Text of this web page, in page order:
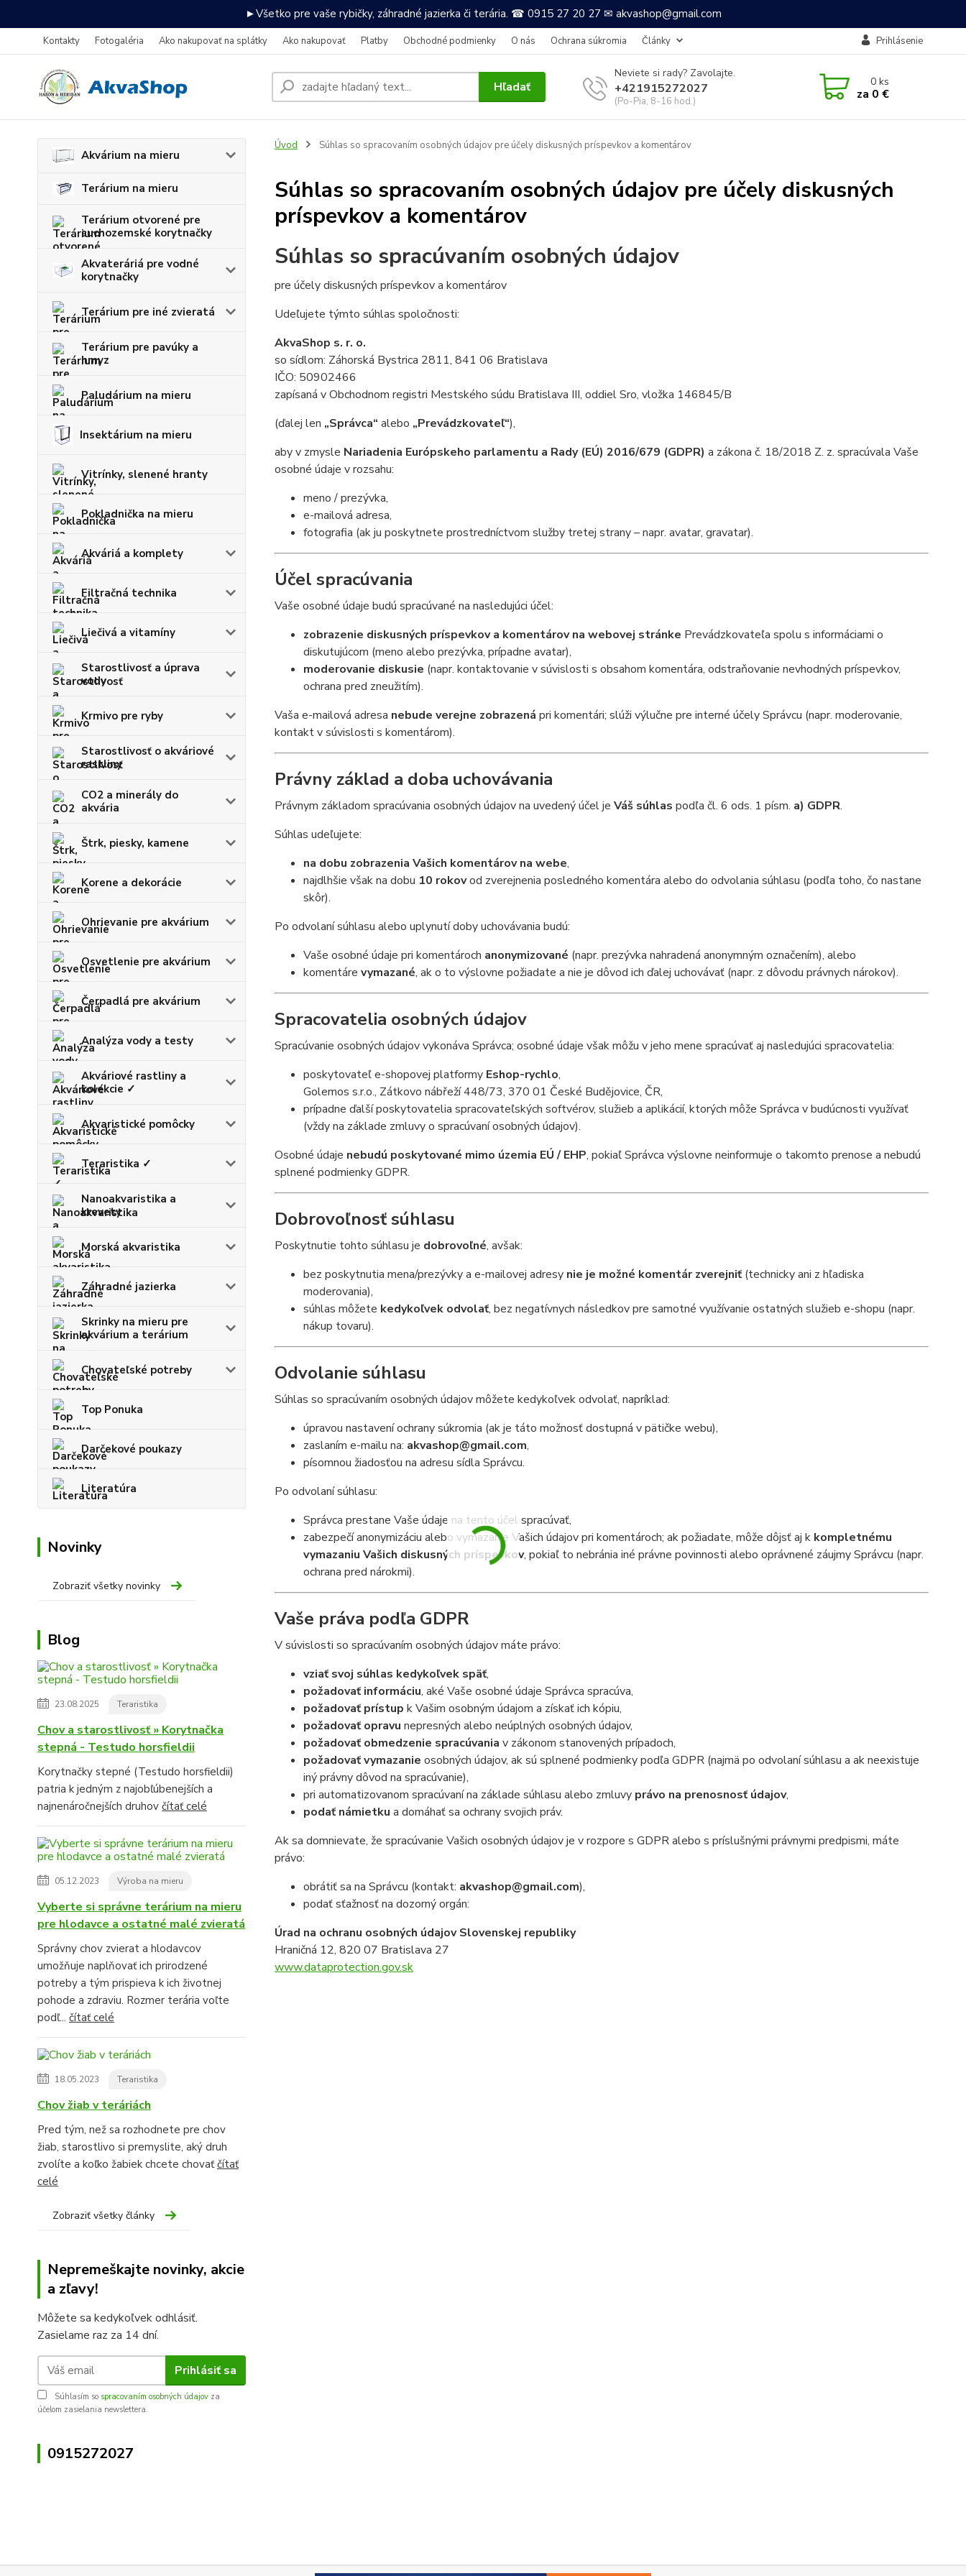
►Všetko pre vaše rybičky, záhradné jazierka či terária. ☎ 0915 27 20 27 ✉ akvashop@gmail.com
Kontakty Fotogaléria Ako nakupovať na splátky Ako nakupovať Platby Obchodné podmienky O nás Ochrana súkromia Články Prihlásenie
Hľadať
Neviete si rady? Zavolajte.
+421915272027
(Po-Pia, 8-16 hod.)
0ks
za 0 €
Akvárium na mieru
Terárium na mieru
Terárium otvorené pre
suchozemské korytnačky
Akvateráriá pre vodné
korytnačky
Terárium pre iné zvieratá
Terárium pre pavúky a
hmyz
Paludárium na mieru
Insektárium na mieru
Vitrínky, slenené hranty
Pokladnička na mieru
Akváriá a komplety
Filtračná technika
Liečivá a vitamíny
Starostlivosť a úprava
vody
Krmivo pre ryby
Starostlivosť o akváriové
rastliny
CO2 a minerály do
akvária
Štrk, piesky, kamene
Korene a dekorácie
Ohrievanie pre akvárium
Osvetlenie pre akvárium
Čerpadlá pre akvárium
Analýza vody a testy
Akváriové rastliny a
kolekcie ✓
Akvaristické pomôcky
Teraristika ✓
Nanoakvaristika a
krevety
Morská akvaristika
Záhradné jazierka
Skrinky na mieru pre
akvárium a terárium
Chovateľské potreby
Top Ponuka
Darčekové poukazy
Literatúra
Novinky
Zobraziť všetky novinky
Blog
23.08.2025 Teraristika
Chov a starostlivosť » Korytnačka
stepná - Testudo horsfieldii
Korytnačky stepné (Testudo horsfieldii)
patria k jedným z najobľúbenejších a
najnenáročnejších druhov čítať celé
05.12.2023 Výroba na mieru
Vyberte si správne terárium na mieru
pre hlodavce a ostatné malé zvieratá
Správny chov zvierat a hlodavcov
umožňuje naplňovať ich prirodzené
potreby a tým prispieva k ich životnej
pohode a zdraviu. Rozmer terária voľte
podľ... čítať celé
18.05.2023 Teraristika
Chov žiab v teráriách
Pred tým, než sa rozhodnete pre chov
žiab, starostlivo si premyslite, aký druh
zvolíte a koľko žabiek chcete chovaťčítať
celé
Zobraziť všetky články
Nepremeškajte novinky, akcie
a zľavy!
Môžete sa kedykoľvek odhlásiť.
Zasielame raz za 14 dní.
Prihlásiť sa
Súhlasím so spracovaním osobných údajov za
účelom zasielania newslettera.
0915272027
Úvod Súhlas so spracovaním osobných údajov pre účely diskusných príspevkov a komentárov
Súhlas so spracovaním osobných údajov pre účely diskusných
príspevkov a komentárov
Súhlas so spracúvaním osobných údajov
pre účely diskusných príspevkov a komentárov
Udeľujete týmto súhlas spoločnosti:
AkvaShop s. r. o.
so sídlom: Záhorská Bystrica 2811, 841 06 Bratislava
IČO: 50902466
zapísaná v Obchodnom registri Mestského súdu Bratislava III, oddiel Sro, vložka 146845/B
(ďalej len „Správca“ alebo „Prevádzkovateľ“),
aby v zmysle Nariadenia Európskeho parlamentu a Rady (EÚ) 2016/679 (GDPR) a zákona č. 18/2018 Z. z. spracúvala Vaše
osobné údaje v rozsahu:
meno / prezývka,
e-mailová adresa,
fotografia (ak ju poskytnete prostredníctvom služby tretej strany – napr. avatar, gravatar).
Účel spracúvania
Vaše osobné údaje budú spracúvané na nasledujúci účel:
zobrazenie diskusných príspevkov a komentárov na webovej stránke Prevádzkovateľa spolu s informáciami o
diskutujúcom (meno alebo prezývka, prípadne avatar),
moderovanie diskusie (napr. kontaktovanie v súvislosti s obsahom komentára, odstraňovanie nevhodných príspevkov,
ochrana pred zneužitím).
Vaša e-mailová adresa nebude verejne zobrazená pri komentári; slúži výlučne pre interné účely Správcu (napr. moderovanie,
kontakt v súvislosti s komentárom).
Právny základ a doba uchovávania
Právnym základom spracúvania osobných údajov na uvedený účel je Váš súhlas podľa čl. 6 ods. 1 písm. a) GDPR.
Súhlas udeľujete:
na dobu zobrazenia Vašich komentárov na webe,
najdlhšie však na dobu 10 rokovod zverejnenia posledného komentára alebo do odvolania súhlasu (podľa toho, čo nastane
skôr).
Po odvolaní súhlasu alebo uplynutí doby uchovávania budú:
Vaše osobné údaje pri komentároch anonymizované (napr. prezývka nahradená anonymným označením), alebo
komentáre vymazané, ak o to výslovne požiadate a nie je dôvod ich ďalej uchovávať (napr. z dôvodu právnych nárokov).
Spracovatelia osobných údajov
Spracúvanie osobných údajov vykonáva Správca; osobné údaje však môžu v jeho mene spracúvať aj nasledujúci spracovatelia:
poskytovateľ e-shopovej platformy Eshop-rychlo,
Golemos s.r.o., Zátkovo nábřeží 448/73, 370 01 České Budějovice, ČR,
prípadne ďalší poskytovatelia spracovateľských softvérov, služieb a aplikácií, ktorých môže Správca v budúcnosti využívať
(vždy na základe zmluvy o spracúvaní osobných údajov).
Osobné údaje nebudú poskytované mimo územia EÚ / EHP, pokiaľ Správca výslovne neinformuje o takomto prenose a nebudú
splnené podmienky GDPR.
Dobrovoľnosť súhlasu
Poskytnutie tohto súhlasu je dobrovoľné, avšak:
bez poskytnutia mena/prezývky a e-mailovej adresy nie je možné komentár zverejniť(technicky ani z hľadiska
moderovania),
súhlas môžete kedykoľvek odvolať, bez negatívnych následkov pre samotné využívanie ostatných služieb e-shopu (napr.
nákup tovaru).
Odvolanie súhlasu
Súhlas so spracúvaním osobných údajov môžete kedykoľvek odvolať, napríklad:
úpravou nastavení ochrany súkromia (ak je táto možnosť dostupná v pätičke webu),
zaslaním e-mailu na: akvashop@gmail.com,
písomnou žiadosťou na adresu sídla Správcu.
Po odvolaní súhlasu:
Správca prestane Vaše údaje na tento účel spracúvať,
zabezpečí anonymizáciu alebo vymazanie Vašich údajov pri komentároch; ak požiadate, môže dôjsť aj k kompletnému
vymazaniu Vašich diskusných príspevkov, pokiaľ to nebránia iné právne povinnosti alebo oprávnené záujmy Správcu (napr.
ochrana pred nárokmi).
Vaše práva podľa GDPR
V súvislosti so spracúvaním osobných údajov máte právo:
vziať svoj súhlas kedykoľvek späť,
požadovať informáciu, aké Vaše osobné údaje Správca spracúva,
požadovať prístup k Vašim osobným údajom a získať ich kópiu,
požadovať opravu nepresných alebo neúplných osobných údajov,
požadovať obmedzenie spracúvania v zákonom stanovených prípadoch,
požadovať vymazanie osobných údajov, ak sú splnené podmienky podľa GDPR (najmä po odvolaní súhlasu a ak neexistuje
iný právny dôvod na spracúvanie),
pri automatizovanom spracúvaní na základe súhlasu alebo zmluvy právo na prenosnosť údajov,
podať námietku a domáhať sa ochrany svojich práv.
Ak sa domnievate, že spracúvanie Vašich osobných údajov je v rozpore s GDPR alebo s príslušnými právnymi predpismi, máte
právo:
obrátiť sa na Správcu (kontakt: akvashop@gmail.com),
podať sťažnosť na dozorný orgán:
Úrad na ochranu osobných údajov Slovenskej republiky
Hraničná 12, 820 07 Bratislava 27
www.dataprotection.gov.sk